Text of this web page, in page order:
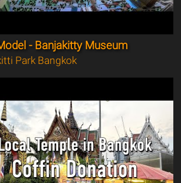
- Banjakitty Museum
Park Bangkok